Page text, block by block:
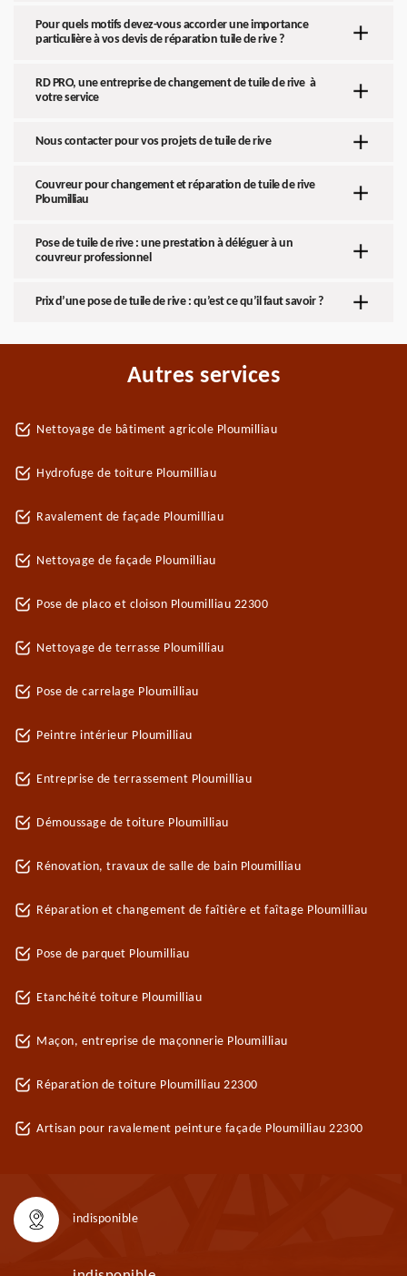
Pour quels motifs devez-vous accorder une importance
particulière à vos devis de réparation tuile de rive ?
RD PRO, une entreprise de changement de tuile de rive à
votre service
Nous contacter pour vos projets de tuile de rive
Couvreur pour changement et réparation de tuile de rive
Ploumilliau
Pose de tuile de rive : une prestation à déléguer à un
couvreur professionnel
Prix d’une pose de tuile de rive : qu’est ce qu’il faut savoir ?
Autres services
Nettoyage de bâtiment agricole Ploumilliau
Hydrofuge de toiture Ploumilliau
Ravalement de façade Ploumilliau
Nettoyage de façade Ploumilliau
Pose de placo et cloison Ploumilliau 22300
Nettoyage de terrasse Ploumilliau
Pose de carrelage Ploumilliau
Peintre intérieur Ploumilliau
Entreprise de terrassement Ploumilliau
Démoussage de toiture Ploumilliau
Rénovation, travaux de salle de bain Ploumilliau
Réparation et changement de faîtière et faîtage Ploumilliau
Pose de parquet Ploumilliau
Etanchéité toiture Ploumilliau
Maçon, entreprise de maçonnerie Ploumilliau
Réparation de toiture Ploumilliau 22300
Artisan pour ravalement peinture façade Ploumilliau 22300
indisponible